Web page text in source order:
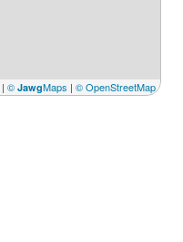
| © JawgMaps | © OpenStreetMap